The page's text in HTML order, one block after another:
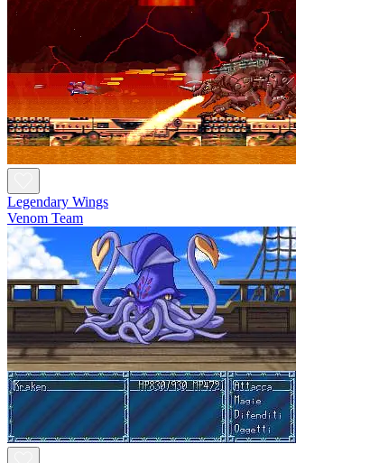
Legendary Wings
Venom Team